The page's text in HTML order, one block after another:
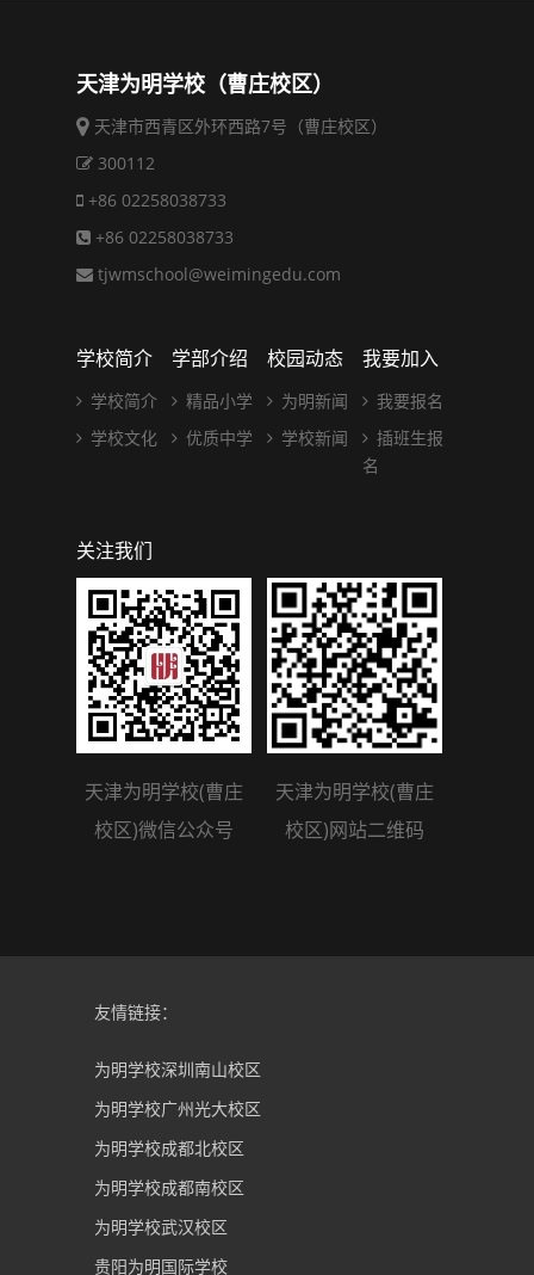
天津为明学校（曹庄校区）
天津市西青区外环西路7号（曹庄校区）
300112
+86 02258038733
+86 02258038733
tjwmschool@weimingedu.com
学校简介
学校简介
学校文化
学部介绍
精品小学
优质中学
校园动态
为明新闻
学校新闻
我要加入
我要报名
插班生报
名
关注我们
天津为明学校(曹庄
校区)微信公众号
天津为明学校(曹庄
校区)网站二维码
友情链接：
为明学校深圳南山校区
为明学校广州光大校区
为明学校成都北校区
为明学校成都南校区
为明学校武汉校区
贵阳为明国际学校